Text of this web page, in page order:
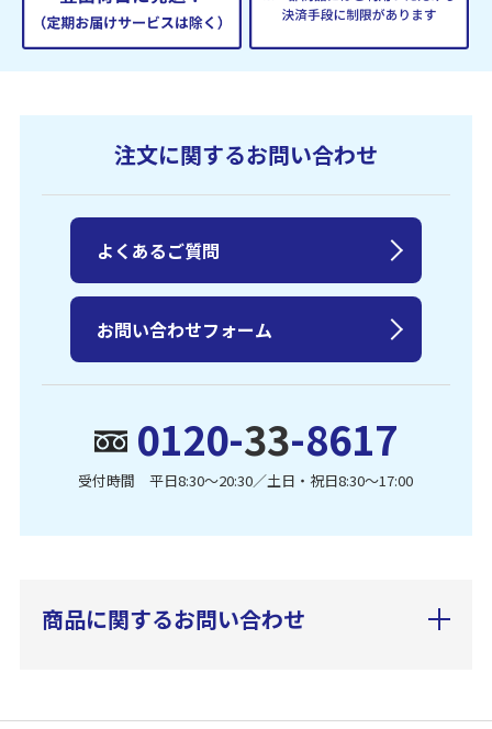
注文に関するお問い合わせ
0120-33-8617
受付時間 平日8:30〜20:30／土日・祝日8:30〜17:00
よくあるご質問
お問い合わせフォーム
商品に関するお問い合わせ